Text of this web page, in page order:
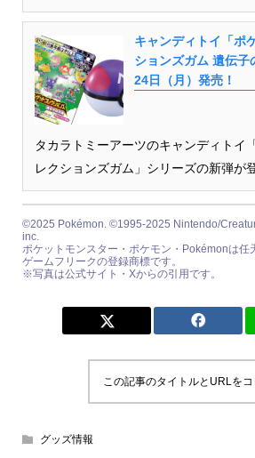
キャンディトイ「ポ
ションズガム 遺伝子
24日（月）発売！
タカラトミーアーツのキャンディトイ
レクションズガム」シリーズの新弾が
©2025 Pokémon. ©1995-2025 Nintendo/
inc.
ポケットモンスター・ポケモン・Pokémonは任
ゲームフリークの登録商標です。
※写真は公式サイト・Xからの引用です。
この記事のタイトルとURLを
グッズ情報